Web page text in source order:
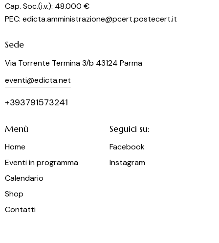
Cap. Soc.(i.v.): 48.000 €
PEC: edicta.amministrazione@pcert.postecert.it
Sede
Via Torrente Termina 3/b 43124 Parma
eventi@edicta.net
+393791573241
Menù
Home
Eventi in programma
Calendario
Shop
Contatti
Seguici su:
Facebook
Instagram